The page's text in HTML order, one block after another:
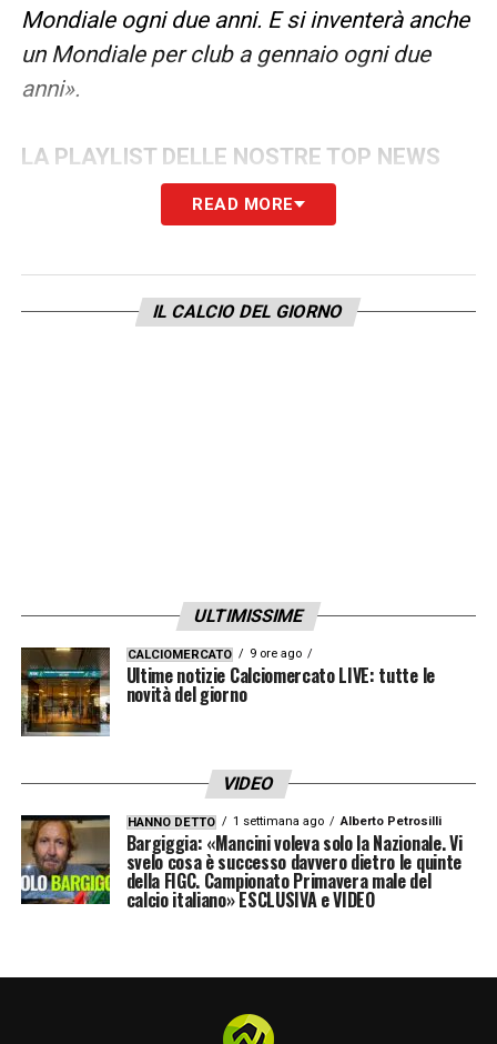
Mondiale ogni due anni. E si inventerà anche
un Mondiale per club a gennaio ogni due
anni».
LA PLAYLIST DELLE NOSTRE TOP NEWS
READ MORE
IL CALCIO DEL GIORNO
ULTIMISSIME
CALCIOMERCATO 9 ore ago
Ultime notizie Calciomercato LIVE: tutte le
novità del giorno
VIDEO
HANNO DETTO 1 settimana ago Alberto Petrosilli
Bargiggia: «Mancini voleva solo la Nazionale. Vi
svelo cosa è successo davvero dietro le quinte
della FIGC. Campionato Primavera male del
calcio italiano» ESCLUSIVA e VIDEO